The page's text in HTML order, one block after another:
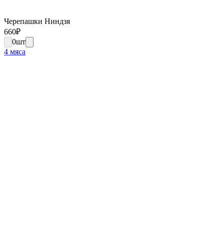
Черепашки Ниндзя
660₽
0шт
4 мяса